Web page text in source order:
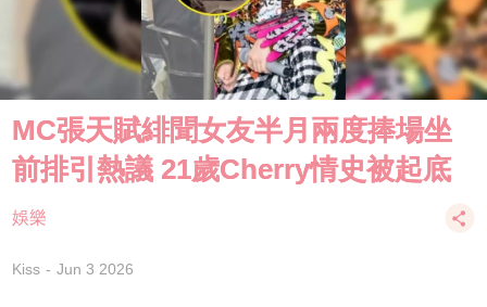
MC張天賦緋聞女友半月兩度捧場坐
前排引熱議 21歲Cherry情史被起底
娛樂
Kiss Jun 3 2026